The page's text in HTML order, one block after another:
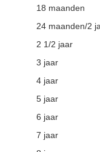
18 maanden
24 maanden/2
2 1/2 jaar
3 jaar
4 jaar
5 jaar
6 jaar
7 jaar